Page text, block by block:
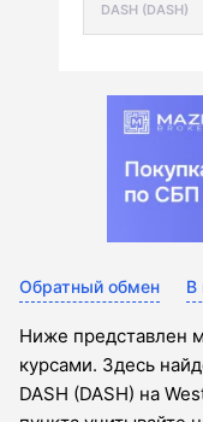
Обратный обмен В
Ниже представлен
курсами. Здесь
DASH (DASH) на